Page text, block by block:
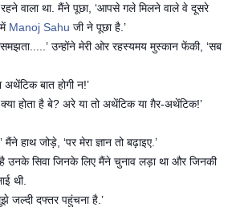
वाला था. मैंने पूछा, ‘आपसे गले मिलने वाले वे दूसरे
Manoj Sahu जी ने पूछा है.’
उन्होंने मेरी ओर रहस्यमय मुस्कान फेंकी, ‘सब
बात होगी न!’
होता है बे? अरे या तो अथेंटिक या ग़ैर-अथेंटिक!’
हाथ जोड़े, ‘पर मेरा ज्ञान तो बढ़ाइए.’
उनके सिवा जिनके लिए मैंने चुनाव लड़ा था और जिनकी
थी.
दफ्तर पहुंचना है.’